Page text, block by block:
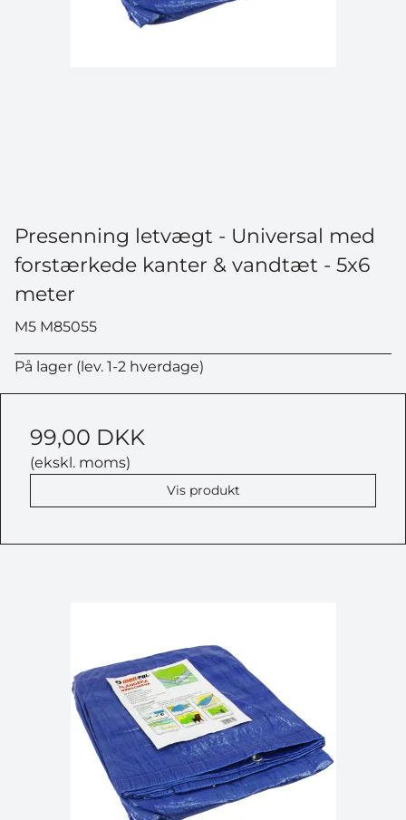
Presenning letvægt - Universal med
forstærkede kanter & vandtæt - 5x6
meter
M5 M85055
På lager (lev. 1-2 hverdage)
99,00 DKK
(ekskl. moms)
Vis produkt